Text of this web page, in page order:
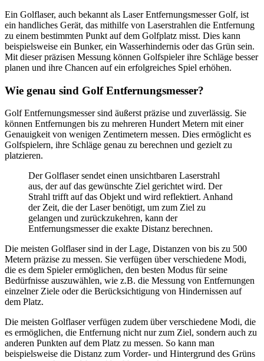
Ein Golflaser, auch bekannt als Laser Entfernungsmesser Golf, ist
ein handliches Gerät, das mithilfe von Laserstrahlen die Entfernung
zu einem bestimmten Punkt auf dem Golfplatz misst. Dies kann
beispielsweise ein Bunker, ein Wasserhindernis oder das Grün sein.
Mit dieser präzisen Messung können Golfspieler ihre Schläge besser
planen und ihre Chancen auf ein erfolgreiches Spiel erhöhen.
Wie genau sind Golf Entfernungsmesser?
Golf Entfernungsmesser sind äußerst präzise und zuverlässig. Sie
können Entfernungen bis zu mehreren Hundert Metern mit einer
Genauigkeit von wenigen Zentimetern messen. Dies ermöglicht es
Golfspielern, ihre Schläge genau zu berechnen und gezielt zu
platzieren.
Der Golflaser sendet einen unsichtbaren Laserstrahl
aus, der auf das gewünschte Ziel gerichtet wird. Der
Strahl trifft auf das Objekt und wird reflektiert. Anhand
der Zeit, die der Laser benötigt, um zum Ziel zu
gelangen und zurückzukehren, kann der
Entfernungsmesser die exakte Distanz berechnen.
Die meisten Golflaser sind in der Lage, Distanzen von bis zu 500
Metern präzise zu messen. Sie verfügen über verschiedene Modi,
die es dem Spieler ermöglichen, den besten Modus für seine
Bedürfnisse auszuwählen, wie z.B. die Messung von Entfernungen
einzelner Ziele oder die Berücksichtigung von Hindernissen auf
dem Platz.
Die meisten Golflaser verfügen zudem über verschiedene Modi, die
es ermöglichen, die Entfernung nicht nur zum Ziel, sondern auch zu
anderen Punkten auf dem Platz zu messen. So kann man
beispielsweise die Distanz zum Vorder- und Hintergrund des Grüns